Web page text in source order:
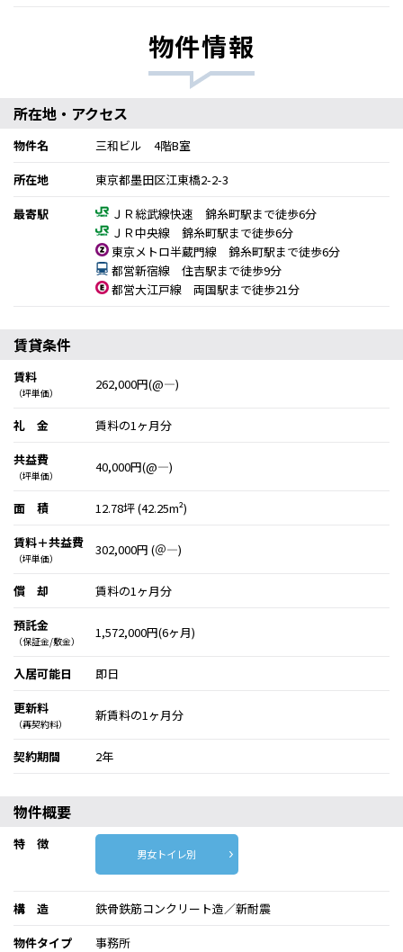
物件情報
所在地・アクセス
物件名
三和ビル 4階B室
所在地
東京都墨田区江東橋2-2-3
最寄駅
ＪＲ総武線快速 錦糸町駅まで徒歩6分
ＪＲ中央線 錦糸町駅まで徒歩6分
東京メトロ半蔵門線 錦糸町駅まで徒歩6分
都営新宿線 住吉駅まで徒歩9分
都営大江戸線 両国駅まで徒歩21分
賃貸条件
賃料
（坪単価）
262,000円(@―)
礼 金
賃料の1ヶ月分
共益費
（坪単価）
40,000円(@―)
面 積
12.78坪 (42.25m²)
賃料＋共益費
（坪単価）
302,000円 (＠―)
償 却
賃料の1ヶ月分
預託金
（保証金/敷金）
1,572,000円(6ヶ月)
入居可能日
即日
更新料
（再契約料）
新賃料の1ヶ月分
契約期間 2年
物件概要
特 徴
男女トイレ別
構 造
鉄骨鉄筋コンクリート造／新耐震
物件タイプ
事務所